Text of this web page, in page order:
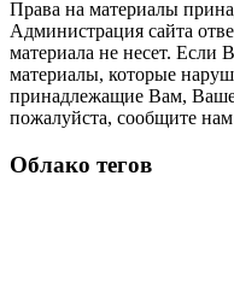
Права на материалы
Администрация сайта
материала не несет.
материалы, которые
принадлежащие Вам,
пожалуйста, сообщите
Облако тегов